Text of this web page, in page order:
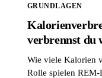
GRUNDLAGEN
verbrennst du
Wie viele Kalorien
Rolle spielen REM-